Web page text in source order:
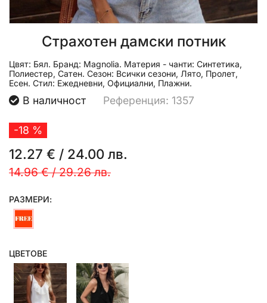
Страхотен дамски потник
Цвят: Бял. Бранд: Magnolia. Материя - чанти: Синтетика,
Полиестер, Сатен. Сезон: Всички сезони, Лято, Пролет,
Есен. Стил: Ежедневни, Официални, Плажни.
В наличност Референция: 1357
-18 %
12.27 € / 24.00 лв.
14.96 €/29.26 лв.
РАЗМЕРИ:
ЦВЕТОВЕ